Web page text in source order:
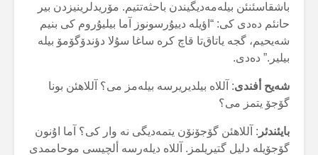
باشقاسئنئن بیلەمەدیگیندن باحثەتتیم. مۆریدلرینیزدن بیر
حانئم دەدی کی: “اؤیلە دییۇرسونوز آما بیلیۇروم کی بنیم
شەیحیم، گجە یاتاق‌تا قاچ کرە ساغا سۇلا دؤندۆگۆمۆ بیلە
بیلیر.” دەدی.
شەیح أفندی: آللاە بیلدیریرسە بیلەمز می؟ آللاهئن بونا
گۆجۆ یتمز می؟
بایئندئر : آللاهئن گۆجۆنۆن یتمەدیگی نە وار کی؟ آما اۇنون
گۆجۆیلە دلیل گتیریلمز. آللاە دیلەرسە ألچیسی موحاممدی